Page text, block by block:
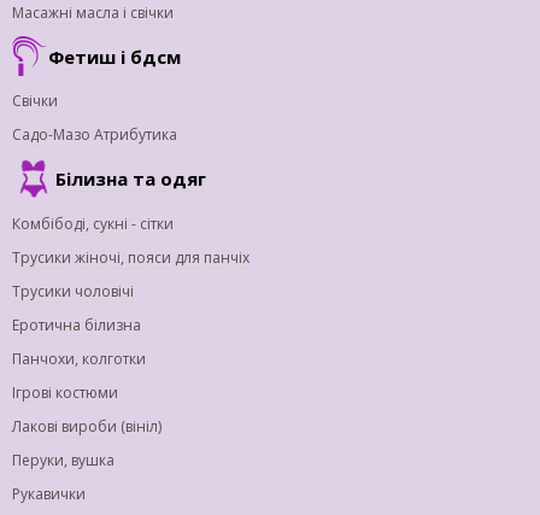
Масажні масла і свічки
Фетиш і бдсм
Свічки
Садо-Мазо Атрибутика
Білизна та одяг
Комбібоді, сукні - сітки
Трусики жіночі, пояси для панчіх
Трусики чоловічі
Еротична білизна
Панчохи, колготки
Ігрові костюми
Лакові вироби (вініл)
Перуки, вушка
Рукавички